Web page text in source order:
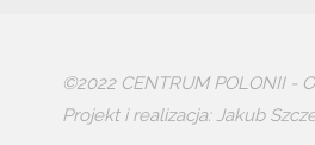
©2022 CENTRUM POLONII -
Projekt i realizacja: Jakub